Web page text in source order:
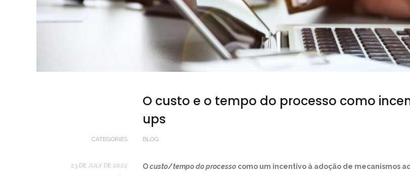
O custo e o tempo do processo como
ups
CATEGORIES BLOG
23 DE JULY DE 2022 Ocusto/tempo do processo como um incentivo à adoção de mecanismos